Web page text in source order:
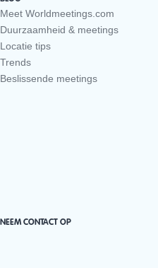
Meet Worldmeetings.com
Duurzaamheid & meetings
Locatie tips
Trends
Beslissende meetings
NEEM CONTACT OP